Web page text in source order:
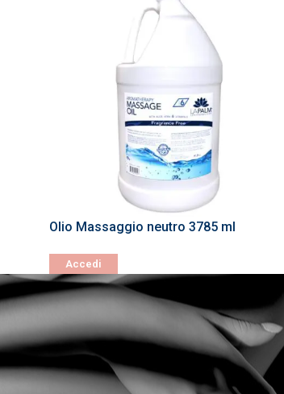
Olio Massaggio neutro 3785 ml
Accedi